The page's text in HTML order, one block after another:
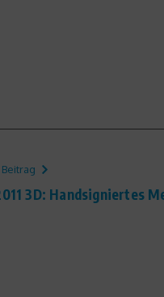
3D: Handsigniertes